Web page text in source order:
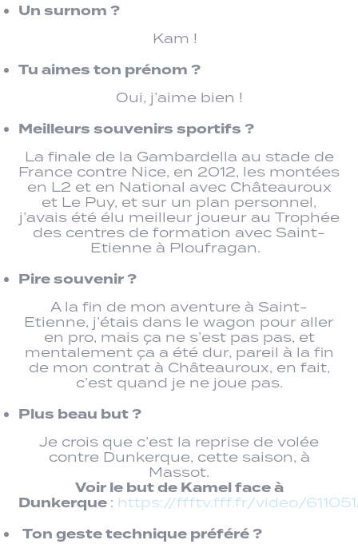
Un surnom ?
Kam !
Tu aimes ton prénom ?
Oui, j’aime bien !
Meilleurs souvenirs sportifs ?
La finale de la Gambardella au stade de
France contre Nice, en 2012, les montées
en L2 et en National avec Châteauroux
et Le Puy, et sur un plan personnel,
j’avais été élu meilleur joueur au Trophée
des centres de formation avec Saint-
Etienne à Ploufragan.
Pire souvenir ?
A la fin de mon aventure à Saint-
Etienne, j’étais dans le wagon pour aller
en pro, mais ça ne s’est pas pas, et
mentalement ça a été dur, pareil à la fin
de mon contrat à Châteauroux, en fait,
c’est quand je ne joue pas.
Plus beau but ?
Je crois que c’est la reprise de volée
contre Dunkerque, cette saison, à
Massot.
Voir le but de Kamel face à
Dunkerque : https://ffftv.fff.fr/video/
Ton geste technique préféré ?